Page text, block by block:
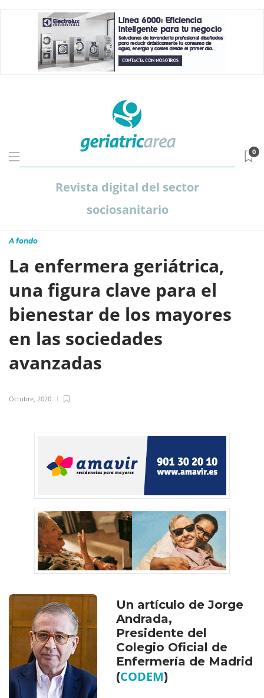
Revista digital del sector
sociosanitario
0
A fondo
La enfermera geriátrica,
una figura clave para el
bienestar de los mayores
en las sociedades
avanzadas
Octubre, 2020
Un artículo de Jorge
Andrada,
Presidente del
Colegio Oficial de
Enfermería de Madrid
(CODEM)